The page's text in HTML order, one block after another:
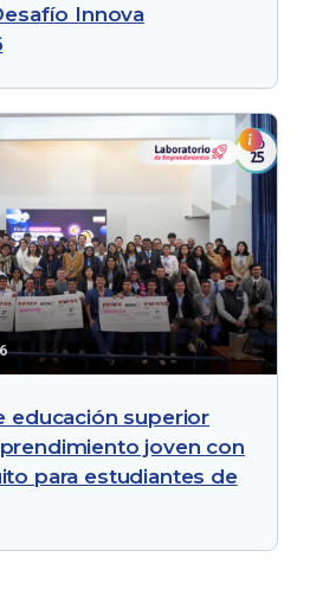
Innova
educación superior
joven con
para estudiantes de